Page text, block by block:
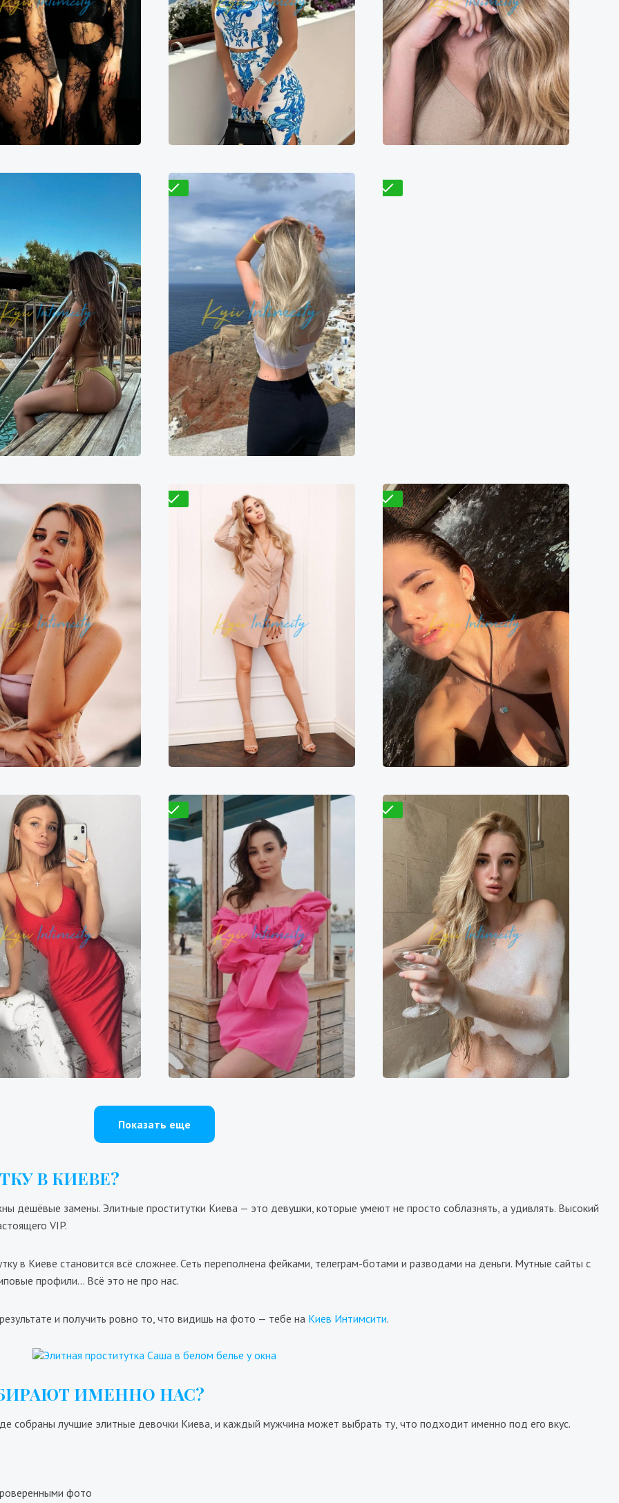
Николь
11200₴
28000₴
Вокзальная
Василиса
9400₴ 18800₴
47000₴
Дарницкий
Золотые ворота
Стеф
5800₴ 11600₴
29000₴
Подольский
Ипподром
Мадина
16000₴
40000₴
Демиевская
Валентина
9700₴ 19400₴
48500₴
Деснянский
Выставочный центр (ВДНХ)
Яна
14000₴
35000₴
Золотые ворота
Элиза
21500₴
Деснянский
Дарница
Проверено
Вера
7600₴ 15200₴
38000₴
Левый берег
Берестейская
Галя
14400₴
36000₴
Героев Днепра
Эльза
9700₴
48500₴
Оболонский
Берестейская
Шарлотта
8600₴ 17200₴
43000₴
Дарницкий
Выдубичи
Габриела
17400₴
43500₴
центр (ВДНХ)
9700₴
Голосеевский
Показать еще
В КИЕВЕ?
дешёвые замены. Элитные проститутки Киева — это девушки, которые умеют не просто соблазнять, а удивлять. Высокий
VIP.
в Киеве становится всё сложнее. Сеть переполнена фейками, телеграм-ботами и разводами на деньги. Мутные сайты с
профили… Всё это не про нас.
и получить ровно то, что видишь на фото — тебе на Киев Интимсити.
ИМЕННО НАС?
собраны лучшие элитные девочки Киева, и каждый мужчина может выбрать ту, что подходит именно под его вкус.
фото